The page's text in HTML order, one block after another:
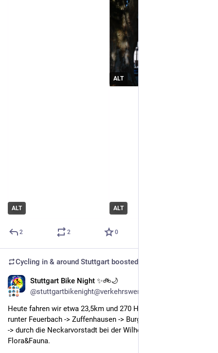
ALT
ALT
ALT
2 2 0
Cycling in & around Stuttgart boosted
Stuttgart Bike Night ✨🚲🌙
Heute fahren wir etwa 23,5km und 270 Höhenmeter hoch und
runter Feuerbach -> Zuffenhausen -> Burgholzhof -> Hallschlag
-> durch die Neckarvorstadt bei der Wilhelma und zurück zum
Flora&Fauna.